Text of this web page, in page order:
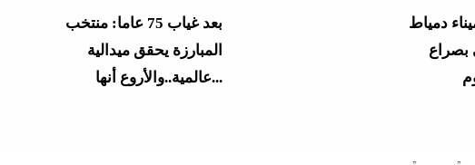
دمياط
بصراع
بعد غياب 75 عاما: منتخب
المبارزة يحقق ميدالية
عالمية..والأروع أنها...